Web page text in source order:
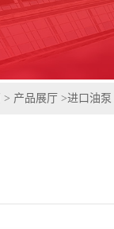
> 产品展厅 >进口油泵